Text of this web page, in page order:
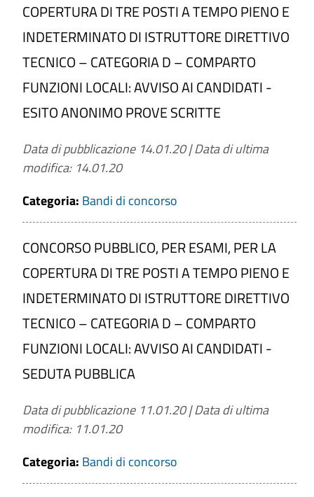
COPERTURA DI TRE POSTI A TEMPO PIENO E
INDETERMINATO DI ISTRUTTORE DIRETTIVO
TECNICO – CATEGORIA D – COMPARTO
FUNZIONI LOCALI: AVVISO AI CANDIDATI -
ESITO ANONIMO PROVE SCRITTE
Data di pubblicazione 14.01.20|Data di ultima
modifica: 14.01.20
Categoria: Bandi di concorso
CONCORSO PUBBLICO, PER ESAMI, PER LA
COPERTURA DI TRE POSTI A TEMPO PIENO E
INDETERMINATO DI ISTRUTTORE DIRETTIVO
TECNICO – CATEGORIA D – COMPARTO
FUNZIONI LOCALI: AVVISO AI CANDIDATI -
SEDUTA PUBBLICA
Data di pubblicazione 11.01.20|Data di ultima
modifica: 11.01.20
Categoria: Bandi di concorso